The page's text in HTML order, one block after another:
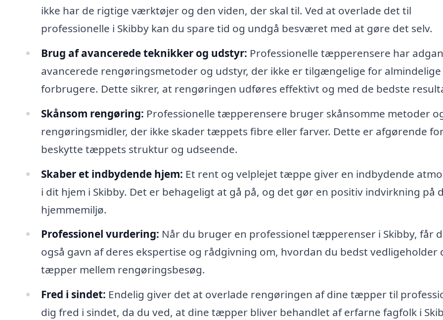
ikke har de rigtige værktøjer og den viden, der skal til. Ved at overlade det til
professionelle i Skibby kan du spare tid og undgå besværet med at gøre det selv.
Brug af avancerede teknikker og udstyr: Professionelle tæpperensere har
avancerede rengøringsmetoder og udstyr, der ikke er tilgængelige for almindelige
forbrugere. Dette sikrer, at rengøringen udføres effektivt og med de bedste
Skånsom rengøring: Professionelle tæpperensere bruger skånsomme metoder
rengøringsmidler, der ikke skader tæppets fibre eller farver. Dette er afgørende
beskytte tæppets struktur og udseende.
Skaber et indbydende hjem: Et rent og velplejet tæppe giver en indbydende
i dit hjem i Skibby. Det er behageligt at gå på, og det gør en positiv indvirkning på
hjemmemiljø.
Professionel vurdering: Når du bruger en professionel tæpperenser i Skibby, får
også gavn af deres ekspertise og rådgivning om, hvordan du bedst vedligeholder
tæpper mellem rengøringsbesøg.
Fred i sindet: Endelig giver det at overlade rengøringen af dine tæpper til
dig fred i sindet, da du ved, at dine tæpper bliver behandlet af erfarne fagfolk i